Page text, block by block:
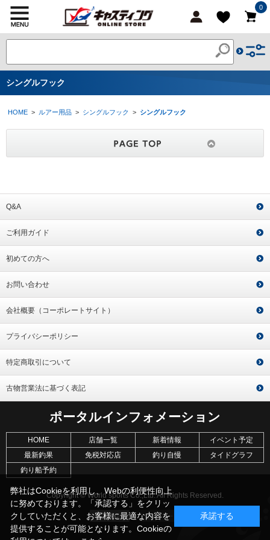
0
シングルフック
HOME > ルアー用品 > シングルフック > シングルフック
Q&A
ご利用ガイド
初めての方へ
お問い合わせ
会社概要（コーポレートサイト）
プライバシーポリシー
特定商取引について
古物営業法に基づく表記
ポータルインフォメーション
HOME 店舗一覧 新着情報
イベント予定
最新釣果
免税対応店 釣り自慢
タイドグラフ
釣り船予約
Copyright © World sports Co.,Ltd. All Rights Reserved.
弊社はCookieを利用し、Webの利便性向上
に努めております。「承認する」をクリッ
クしていただくと、お客様に最適な内容を
提供することが可能となります。Cookieの
承諾する